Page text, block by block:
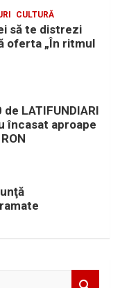
CULTURĂ
să te distrezi
oferta „În ritmul
LATIFUNDIARI
încasat aproape